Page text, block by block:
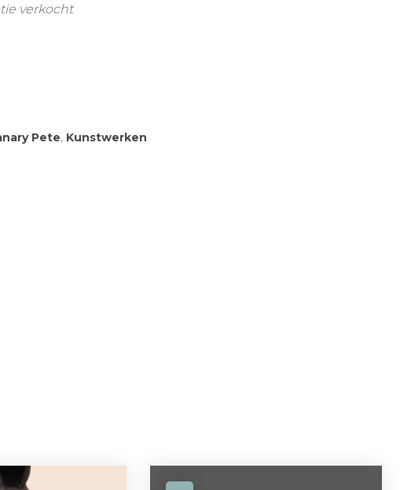
verkocht
Pete, Kunstwerken